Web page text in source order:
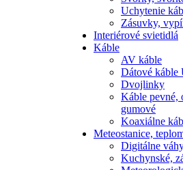
Uchytenie
Zásuvky,
Interiérové svietidlá
Káble
AV káble
Dátové káble
Dvojlinky
Káble pevné,
gumové
Koaxiálne
Meteostanice,
Digitálne
Kuchynské,